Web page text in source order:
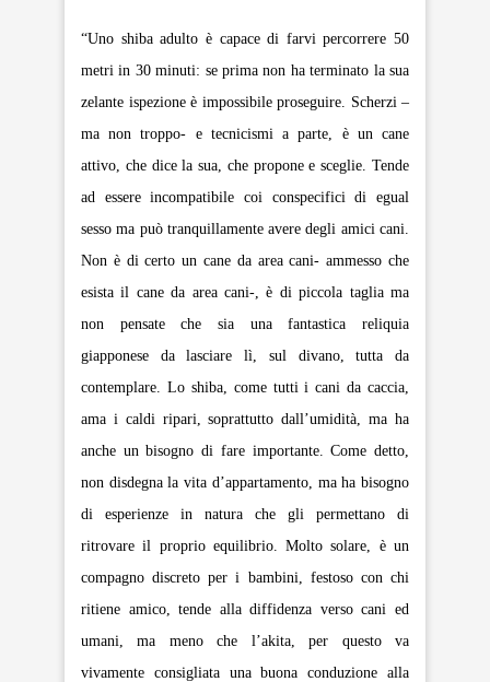
“Uno shiba adulto è capace di farvi percorrere 50
metri in 30 minuti: se prima non ha terminato la sua
zelante ispezione è impossibile proseguire. Scherzi –
ma non troppo- e tecnicismi a parte, è un cane
attivo, che dice la sua, che propone e sceglie. Tende
ad essere incompatibile coi conspecifici di egual
sesso ma può tranquillamente avere degli amici cani.
Non è di certo un cane da area cani- ammesso che
esista il cane da area cani-, è di piccola taglia ma
non pensate che sia una fantastica reliquia
giapponese da lasciare lì, sul divano, tutta da
contemplare. Lo shiba, come tutti i cani da caccia,
ama i caldi ripari, soprattutto dall’umidità, ma ha
anche un bisogno di fare importante. Come detto,
non disdegna la vita d’appartamento, ma ha bisogno
di esperienze in natura che gli permettano di
ritrovare il proprio equilibrio. Molto solare, è un
compagno discreto per i bambini, festoso con chi
ritiene amico, tende alla diffidenza verso cani ed
umani, ma meno che l’akita, per questo va
vivamente consigliata una buona conduzione alla